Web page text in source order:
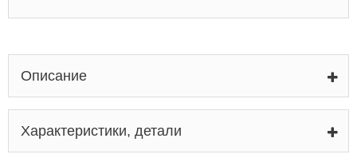
Описание
Характеристики, детали